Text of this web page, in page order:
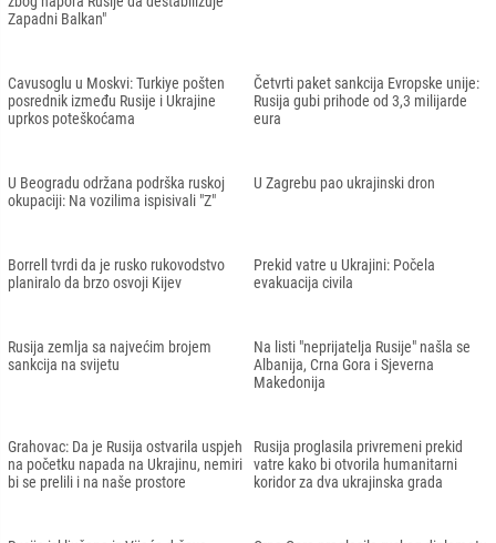
Pregovarački timovi Ukrajine i Rusije
stigli u Istanbul na pregovore
da se vode u Beogradu"
Šefica njemačke diplomatije
Baerbock: "Europa mora biti obrazna
zbog napora Rusije da destabilizuje
Cavusoglu u Moskvi: Krvoproliće i
suze u Ukrajini moraju prestati
Cavusoglu u Moskvi: Turkiye pošten
Četvrti paket sankcija Evropske unije:
Rusija gubi prihode od 3,3 milijarde
U Beogradu održana podrška ruskoj
okupaciji: Na vozilima ispisivali "Z"
U Zagrebu pao ukrajinski dron